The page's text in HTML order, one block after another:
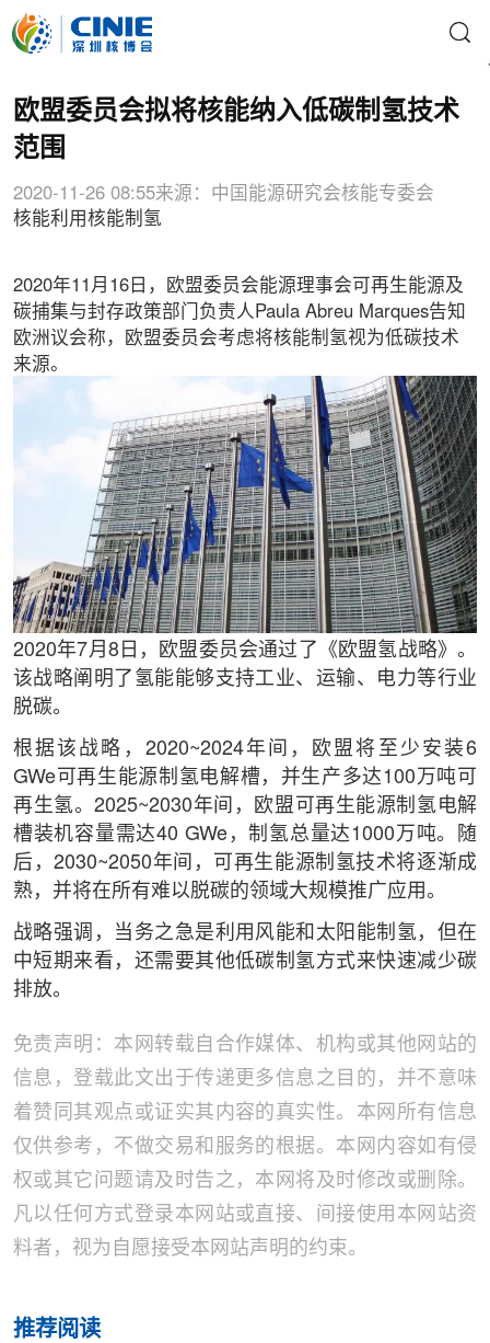
欧盟委员会拟将核能纳入低碳制氢技术
范围
2020-11-26 08:55来源：中国能源研究会核能专委会
核能利用核能制氢
2020年11月16日，欧盟委员会能源理事会可再生能源及
碳捕集与封存政策部门负责人Paula Abreu Marques告知
欧洲议会称，欧盟委员会考虑将核能制氢视为低碳技术
来源。
2020年7月8日，欧盟委员会通过了《欧盟氢战略》。
该战略阐明了氢能能够支持工业、运输、电力等行业
脱碳。
根据该战略，2020~2024年间，欧盟将至少安装6
GWe可再生能源制氢电解槽，并生产多达100万吨可
再生氢。2025~2030年间，欧盟可再生能源制氢电解
槽装机容量需达40 GWe，制氢总量达1000万吨。随
后，2030~2050年间，可再生能源制氢技术将逐渐成
熟，并将在所有难以脱碳的领域大规模推广应用。
战略强调，当务之急是利用风能和太阳能制氢，但在
中短期来看，还需要其他低碳制氢方式来快速减少碳
排放。
免责声明：本网转载自合作媒体、机构或其他网站的
信息，登载此文出于传递更多信息之目的，并不意味
着赞同其观点或证实其内容的真实性。本网所有信息
仅供参考，不做交易和服务的根据。本网内容如有侵
权或其它问题请及时告之，本网将及时修改或删除。
凡以任何方式登录本网站或直接、间接使用本网站资
料者，视为自愿接受本网站声明的约束。
推荐阅读